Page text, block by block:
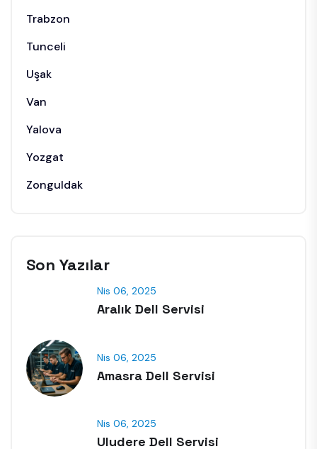
Trabzon
Tunceli
Uşak
Van
Yalova
Yozgat
Zonguldak
Son Yazılar
Nis 06, 2025
Aralık Dell Servisi
Nis 06, 2025
Amasra Dell Servisi
Nis 06, 2025
Uludere Dell Servisi